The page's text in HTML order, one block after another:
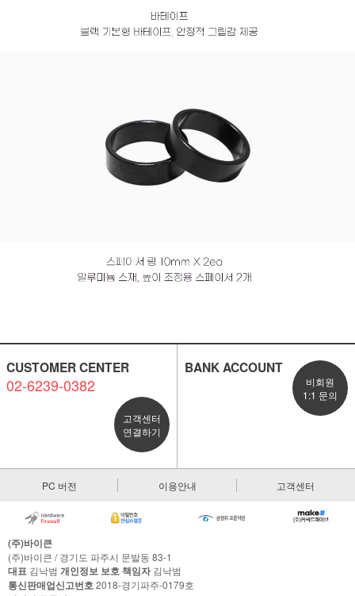
CUSTOMER CENTER
02-6239-0382
고객센터
연결하기
BANK ACCOUNT
비회원
1:1 문의
PC 버전 이용안내 고객센터
(주)바이큰
(주)바이큰 / 경기도 파주시 문발동 83-1
대표 김낙범 개인정보 보호 책임자김낙범
통신판매업신고번호2018-경기파주-0179호